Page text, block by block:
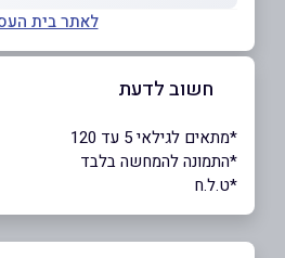
לאתר בית
חשוב לדעת
*מתאים לגילאי 5 עד 120
*התמונה להמחשה בלבד
*ט.ל.ח